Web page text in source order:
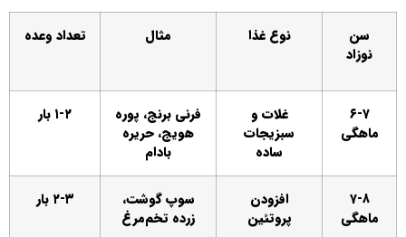
سن
نوزاد
نوع غذا مثال تعداد وعده
۶-۷
ماهگی
غلات و
سبزیجات
ساده
فرنی برنج، پوره
هویج، حریره
بادام
۱-۲ بار
۷-۸
ماهگی
افزودن
پروتئین
سوپ گوشت،
زرده تخم‌مرغ
۲-۳ بار